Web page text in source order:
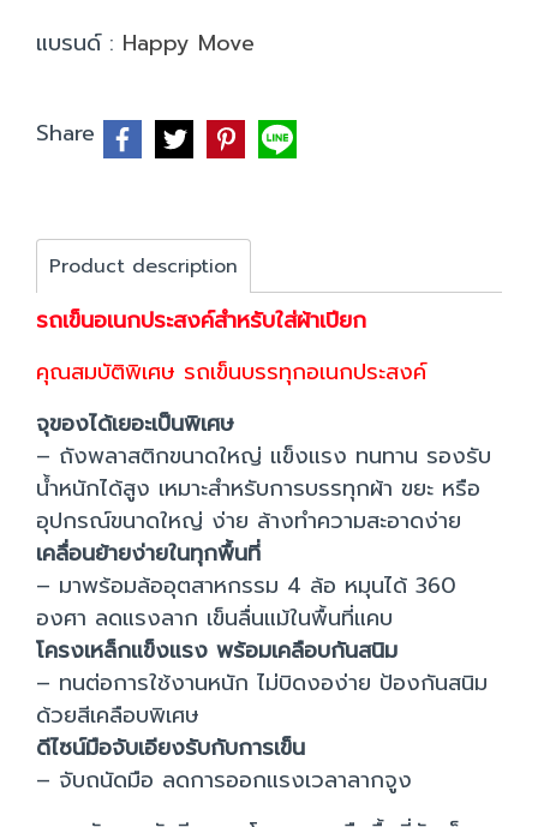
แบรนด์ : Happy Move
Share
Product description
รถเข็นอเนกประสงค์สำหรับใส่ผ้าเปียก
คุณสมบัติพิเศษ รถเข็นบรรทุกอเนกประสงค์
จุของได้เยอะเป็นพิเศษ
– ถังพลาสติกขนาดใหญ่ แข็งแรง ทนทาน รองรับ
น้ำหนักได้สูง เหมาะสำหรับการบรรทุกผ้า ขยะ หรือ
อุปกรณ์ขนาดใหญ่ ง่าย ล้างทำความสะอาดง่าย
เคลื่อนย้ายง่ายในทุกพื้นที่
– มาพร้อมล้ออุตสาหกรรม 4 ล้อ หมุนได้ 360
องศา ลดแรงลาก เข็นลื่นแม้ในพื้นที่แคบ
โครงเหล็กแข็งแรง พร้อมเคลือบกันสนิม
– ทนต่อการใช้งานหนัก ไม่บิดงอง่าย ป้องกันสนิม
ด้วยสีเคลือบพิเศษ
ดีไซน์มือจับเอียงรับกับการเข็น
– จับถนัดมือ ลดการออกแรงเวลาลากจูง